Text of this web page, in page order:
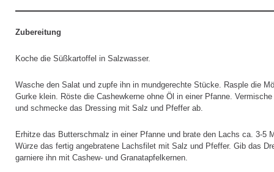
Zubereitung
Koche die Süßkartoffel in Salzwasser.
Wasche den Salat und zupfe ihn in mundgerechte Stücke. Rasple die
Gurke klein. Röste die Cashewkerne ohne Öl in einer Pfanne.
und schmecke das Dressing mit Salz und Pfeffer ab.
Erhitze das Butterschmalz in einer Pfanne und brate den Lachs ca. 3-5
Würze das fertig angebratene Lachsfilet mit Salz und Pfeffer. Gib das
garniere ihn mit Cashew- und Granatapfelkernen.